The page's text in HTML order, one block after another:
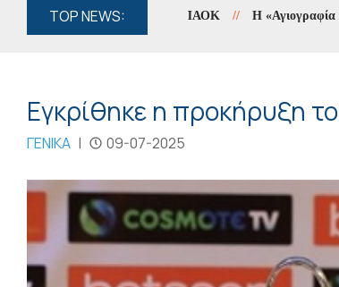
TOP NEWS: // Η «Αγιογραφία των
Εγκρίθηκε η προκήρυξη
ΓΕΝΙΚΑ | 09-07-2025